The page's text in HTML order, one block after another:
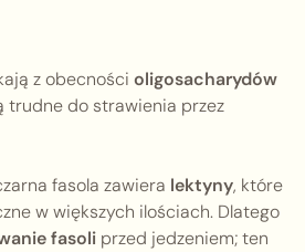
z obecności oligosacharydów
trudne do strawienia przez
fasola zawiera lektyny, które
w większych ilościach. Dlatego
fasoli przed jedzeniem; ten